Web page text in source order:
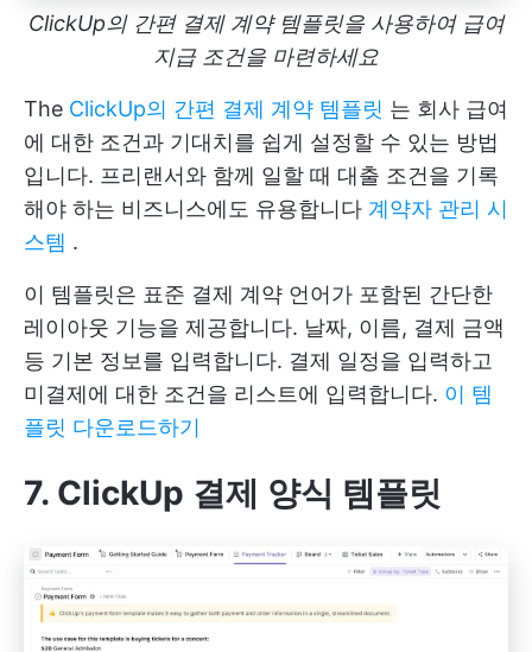
ClickUp의 간편 결제 계약 템플릿을 사용하여 급여
지급 조건을 마련하세요
The ClickUp의 간편 결제 계약 템플릿 는 회사 급여
에 대한 조건과 기대치를 쉽게 설정할 수 있는 방법
입니다. 프리랜서와 함께 일할 때 대출 조건을 기록
해야 하는 비즈니스에도 유용합니다 계약자 관리 시
스템 .
이 템플릿은 표준 결제 계약 언어가 포함된 간단한
레이아웃 기능을 제공합니다. 날짜, 이름, 결제 금액
등 기본 정보를 입력합니다. 결제 일정을 입력하고
미결제에 대한 조건을 리스트에 입력합니다. 이 템
플릿 다운로드하기
7. ClickUp 결제 양식 템플릿